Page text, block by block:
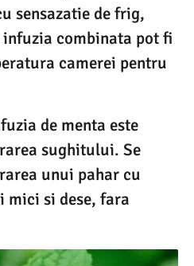
sensazatie de frig,
combinata pot fi
camerei pentru
de menta este
sughitului. Se
unui pahar cu
si dese, fara